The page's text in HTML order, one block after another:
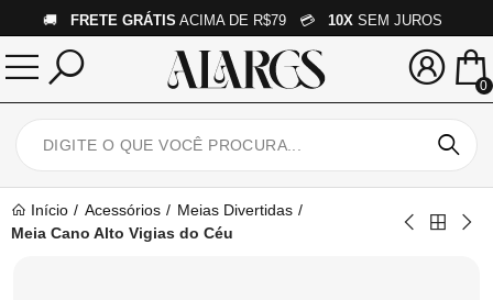
🚚 FRETE GRÁTIS ACIMA DE R$79 💳 10X SEM JUROS
0
Início Acessórios
Meias Divertidas
Meia Cano Alto Vigias do Céu